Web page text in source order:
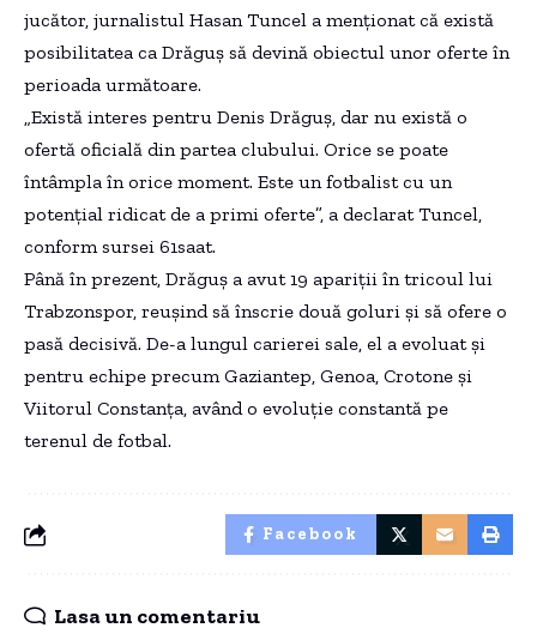
jucător, jurnalistul Hasan Tuncel a menționat că există
posibilitatea ca Drăguș să devină obiectul unor oferte în
perioada următoare.
„Există interes pentru Denis Drăguș, dar nu există o
ofertă oficială din partea clubului. Orice se poate
întâmpla în orice moment. Este un fotbalist cu un
potențial ridicat de a primi oferte”, a declarat Tuncel,
conform sursei 61saat.
Până în prezent, Drăguș a avut 19 apariții în tricoul lui
Trabzonspor, reușind să înscrie două goluri și să ofere o
pasă decisivă. De-a lungul carierei sale, el a evoluat și
pentru echipe precum Gaziantep, Genoa, Crotone și
Viitorul Constanța, având o evoluție constantă pe
terenul de fotbal.
Facebook
Lasa un comentariu